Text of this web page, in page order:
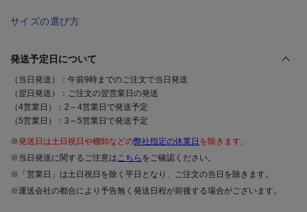
サイズの選び方
発送予定日について
（当日発送）：午前9時までのご注文で当日発送
（翌日発送）：ご注文の翌営業日の発送
（4営業日）：2～4営業日で発送予定
（5営業日）：3～5営業日で発送予定
※発送日は土日祝日や棚卸などの弊社指定の休業日 を除きます。
※当日発送に関するご注意はこちら をご確認ください。
※「営業日」は土日祝日を除く平日となり、ご注文の当日を除きます。
※運送会社の都合により予告無く発送日程が前後する場合がございます。